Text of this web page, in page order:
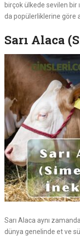
birçok ülkede sevilen bir
da popülerliklerine göre
Sarı Alaca
Sarı Alaca aynı
dünya genelinde et ve